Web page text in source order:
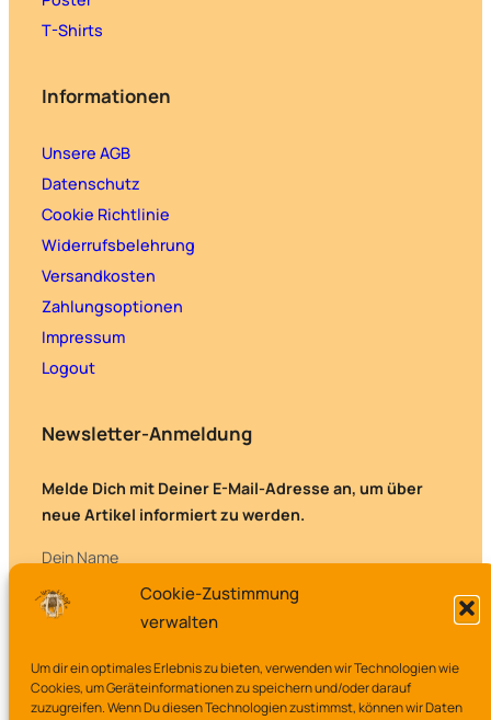
Cookie-Zustimmung
verwalten
Um dir ein optimales Erlebnis zu bieten, verwenden wir Technologien wie
Cookies, um Geräteinformationen zu speichern und/oder darauf
zuzugreifen. Wenn Du diesen Technologien zustimmst, können wir Daten
T-Shirts
Informationen
Unsere AGB
Datenschutz
Cookie Richtlinie
Widerrufsbelehrung
Versandkosten
Zahlungsoptionen
Impressum
Logout
Newsletter-Anmeldung
Melde Dich mit Deiner E-Mail-Adresse an, um über
neue Artikel informiert zu werden.
Dein Name